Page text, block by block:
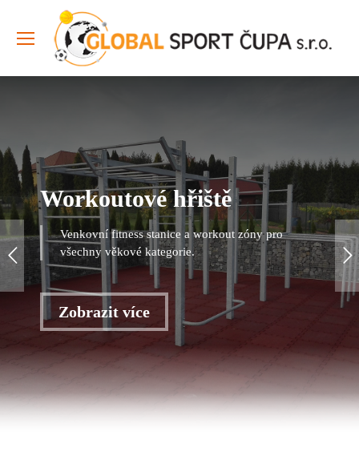
Workoutové hřiště
Venkovní fitness stanice a workout zóny pro
všechny věkové kategorie.
Zobrazit více